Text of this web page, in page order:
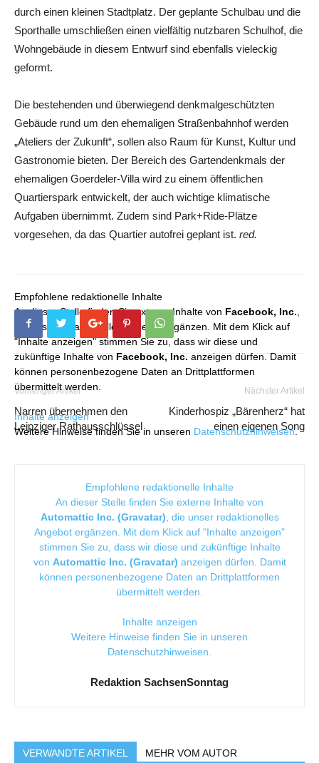
durch einen kleinen Stadtplatz. Der geplante Schulbau und die
Sporthalle umschließen einen vielfältig nutzbaren Schulhof, die
Wohngebäude in diesem Entwurf sind ebenfalls vieleckig
geformt.
Die bestehenden und überwiegend denkmalgeschützten
Gebäude rund um den ehemaligen Straßenbahnhof werden
„Ateliers der Zukunft“, sollen also Raum für Kunst, Kultur und
Gastronomie bieten. Der Bereich des Gartendenkmals der
ehemaligen Goerdeler-Villa wird zu einem öffentlichen
Quartierspark entwickelt, der auch wichtige klimatische
Aufgaben übernimmt. Zudem sind Park+Ride-Plätze
vorgesehen, da das Quartier autofrei geplant ist. red.
Empfohlene redaktionelle Inhalte
An dieser Stelle finden Sie externe Inhalte von Facebook, Inc.
die unser redaktionelles Angebot ergänzen. Mit dem Klick auf
"Inhalte anzeigen" stimmen Sie zu, dass wir diese und
zukünftige Inhalte von Facebook, Inc. anzeigen dürfen. Damit
können personenbezogene Daten an Drittplattformen
übermittelt werden.
Inhalte anzeigen
Weitere Hinweise finden Sie in unseren Datenschutzhinweisen.
Vorheriger Artikel
Narren übernehmen den
Leipziger Rathausschlüssel
Nächster Artikel
Kinderhospiz „Bärenherz“ hat
einen eigenen Song
Empfohlene redaktionelle Inhalte
An dieser Stelle finden Sie externe Inhalte von
Automattic Inc. (Gravatar) , die unser redaktionelles
Angebot ergänzen. Mit dem Klick auf "Inhalte anzeigen"
stimmen Sie zu, dass wir diese und zukünftige Inhalte
von Automattic Inc. (Gravatar) anzeigen dürfen. Damit
können personenbezogene Daten an Drittplattformen
übermittelt werden.
Inhalte anzeigen
Weitere Hinweise finden Sie in unseren
Datenschutzhinweisen
Redaktion SachsenSonntag
VERWANDTE ARTIKEL MEHR VOM AUTOR